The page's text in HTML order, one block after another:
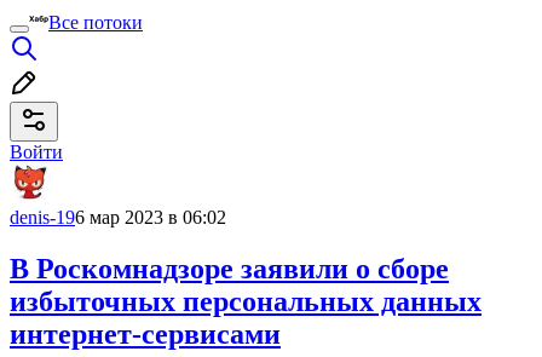
Все потоки
Войти
denis-196 мар 2023 в 06:02
В Роскомнадзоре заявили о сборе
избыточных персональных данных
интернет-сервисами